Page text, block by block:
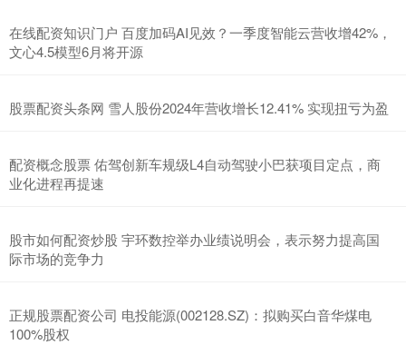
在线配资知识门户 百度加码AI见效？一季度智能云营收增42%，
文心4.5模型6月将开源
股票配资头条网 雪人股份2024年营收增长12.41% 实现扭亏为盈
配资概念股票 佑驾创新车规级L4自动驾驶小巴获项目定点，商
业化进程再提速
股市如何配资炒股 宇环数控举办业绩说明会，表示努力提高国
际市场的竞争力
正规股票配资公司 电投能源(002128.SZ)：拟购买白音华煤电
100%股权